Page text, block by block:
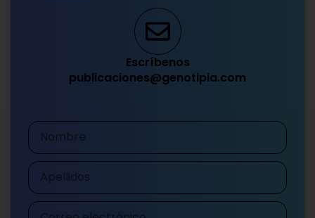
Escríbenos
publicaciones@genotipia.com
Nombre
Apellidos
Correo